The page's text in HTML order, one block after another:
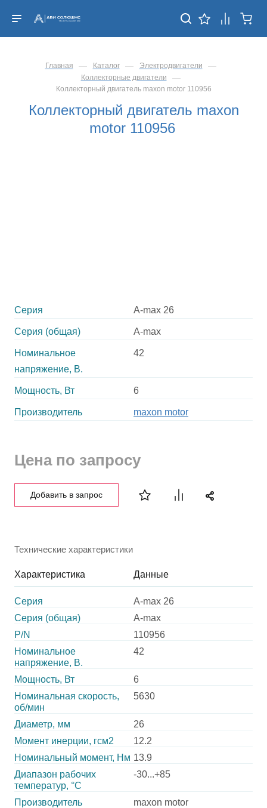
Главная — Каталог — Электродвигатели —
Коллекторные двигатели —
Коллекторный двигатель maxon motor 110956
Коллекторный двигатель maxon
motor 110956
Серия A-max 26
Серия (общая) A-max
Номинальное
напряжение, В.
42
Мощность, Вт 6
Производитель maxon motor
Цена по запросу
Добавить в запрос
Технические характеристики
Характеристика Данные
Серия
A-max 26
Серия (общая)
A-max
P/N
110956
Номинальное
напряжение, В.
42
Мощность, Вт
6
Номинальная скорость,
об/мин
5630
Диаметр, мм
26
Момент инерции, гсм2
12.2
Номинальный момент, Нм 13.9
Диапазон рабочих
температур, °С
-30...+85
Производитель
maxon motor